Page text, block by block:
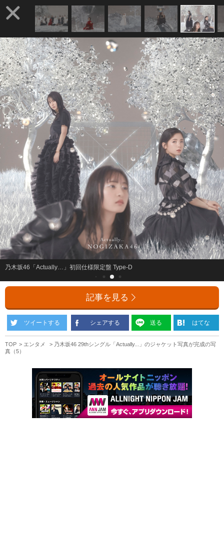
乃木坂46「Actually…」初回仕様限定盤 Type-D
記事を見る
ツイートする シェアする 送る はてな
TOP エンタメ
乃木坂46 29thシングル「Actually...」のジャケット写真が完成の写
真（5）